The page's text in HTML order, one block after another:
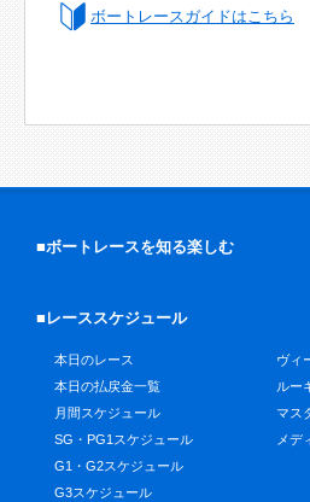
ボートレースガイドはこちら
■ボートレースを知る楽しむ
■レーススケジュール
本日のレース
本日の払戻金一覧
月間スケジュール
SG・PG1スケジュール
G1・G2スケジュール
G3スケジュール
ヴィ
ルー
マス
メデ